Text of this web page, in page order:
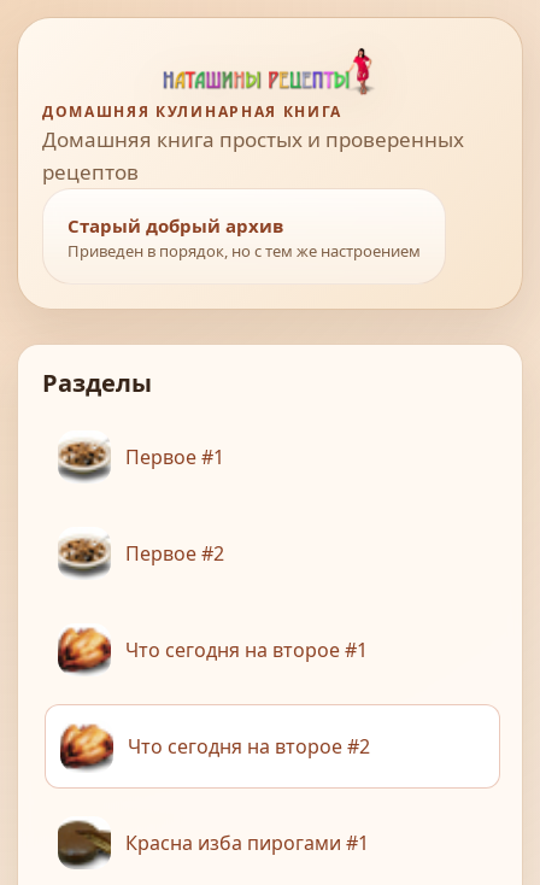
ДОМАШНЯЯ КУЛИНАРНАЯ КНИГА
Домашняя книга простых и проверенных
рецептов
Старый добрый архив
Приведен в порядок, но с тем же настроением
Разделы
Первое #1
Первое #2
Что сегодня на второе #1
Что сегодня на второе #2
Красна изба пирогами #1